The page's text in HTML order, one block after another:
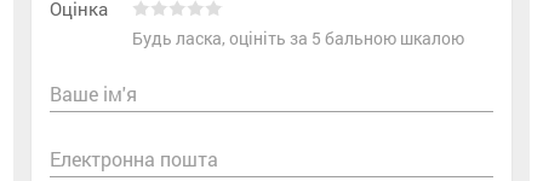
Оцінка
Будь ласка, оцініть за 5 бальною шкалою
Ваше ім'я
Електронна пошта